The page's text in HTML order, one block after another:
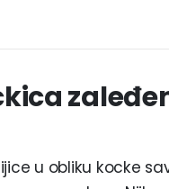
u obliku kocke